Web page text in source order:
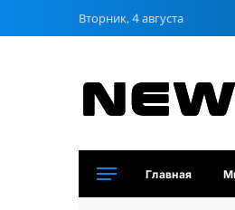
Вторник, 4 августа
Главная